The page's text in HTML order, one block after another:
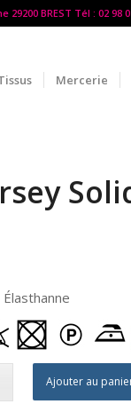
29200 BREST Tél : 02
Mercerie
Ajouter au